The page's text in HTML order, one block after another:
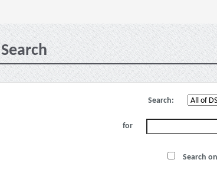
Search
Search:
for
Search